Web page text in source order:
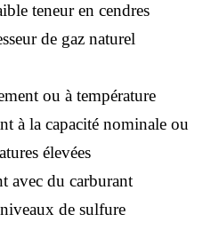
teneur en cendres
de gaz naturel
ou à température
à la capacité nominale ou
élevées
avec du carburant
de sulfure